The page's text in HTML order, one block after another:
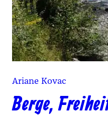
Ariane Kovac
Berge,